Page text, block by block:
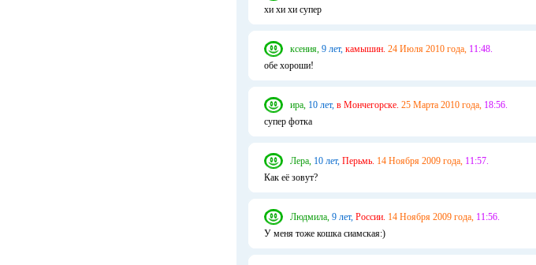
хи хи хи супер
ксения, 9 лет, камышин. 24 Июля 2010 года, 11:48.
обе хороши!
ира, 10 лет, в Мончегорске. 25 Марта 2010 года, 18:56.
супер фотка
Лера, 10 лет, Перьмь. 14 Ноября 2009 года, 11:57.
Как её зовут?
Людмила, 9 лет, России. 14 Ноября 2009 года, 11:56.
У меня тоже кошка сиамская:)